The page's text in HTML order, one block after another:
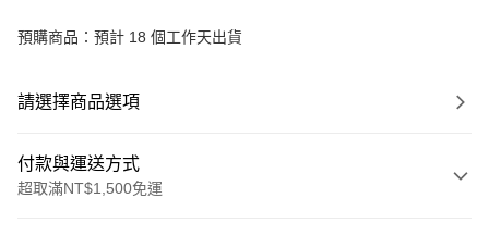
預購商品：預計 18 個工作天出貨
請選擇商品選項
付款與運送方式
超取滿NT$1,500免運